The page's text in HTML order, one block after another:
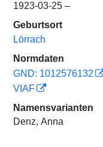
1923-03-25 –
Geburtsort
Lörrach
Normdaten
GND: 1012576132
VIAF
Namensvarianten
Denz, Anna